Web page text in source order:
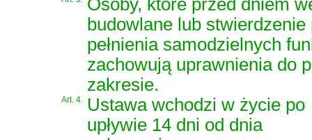
Osoby, które przed dniem
budowlane lub
pełnienia samodzielnych
zachowują uprawnienia do
zakresie.
Art. 4. Ustawa wchodzi w życie po
upływie 14 dni od dnia